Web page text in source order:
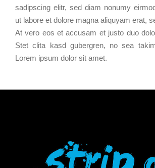
sadipscing elitr, sed diam nonumy
ut labore et dolore magna aliquyam erat,
At vero eos et accusam et justo duo
Stet clita kasd gubergren, no sea
Lorem ipsum dolor sit amet.